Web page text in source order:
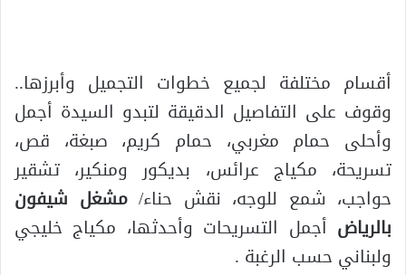
أقسام مختلفة لجميع خطوات التجميل وأبرزها..
وقوف على التفاصيل الدقيقة لتبدو السيدة أجمل
وأحلى حمام مغربي، حمام كريم، صبغة، قص،
تسريحة، مكياج عرائس، بديكور ومنكير، تشقير
حواجب، شمع للوجه، نقش حناء/مشغل شيفون
بالرياض أجمل التسريحات وأحدثها، مكياج خليجي
ولبناني حسب الرغبة .